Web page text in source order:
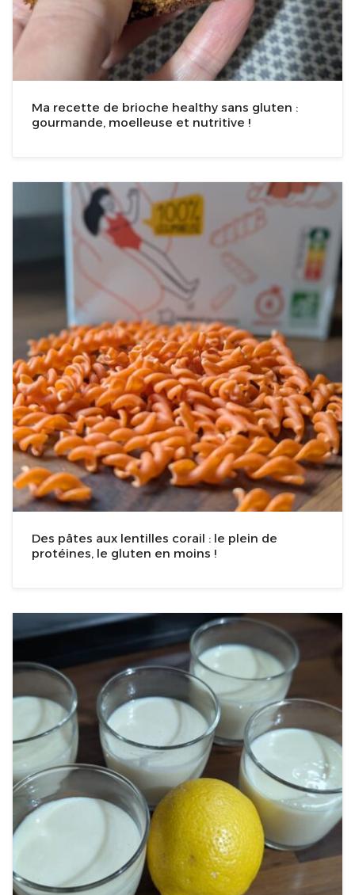
Ma recette de brioche healthy sans gluten :
gourmande, moelleuse et nutritive !
Des pâtes aux lentilles corail : le plein de
protéines, le gluten en moins !